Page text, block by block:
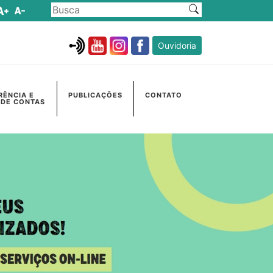
Ouvidoria
E
CONTAS
PUBLICAÇÕES CONTATO